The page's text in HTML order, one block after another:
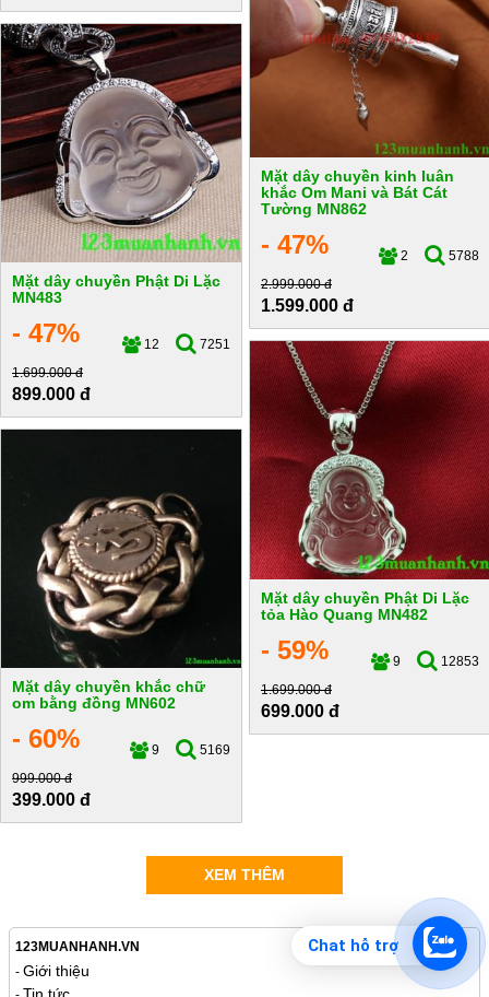
Mặt dây chuyền kinh luân
khắc Om Mani và Bát Cát
Tường MN862
- 47% 2
5788
2.999.000 đ
1.599.000 đ
Mặt dây chuyền Phật Di Lặc
MN483
- 47% 12
7251
1.699.000 đ
899.000 đ
Mặt dây chuyền Phật Di Lặc
tỏa Hào Quang MN482
- 59% 9
12853
1.699.000 đ
699.000 đ
Mặt dây chuyền khắc chữ
om bằng đồng MN602
- 60% 9
5169
999.000 đ
399.000 đ
XEM THÊM
123MUANHANH.VN
- Giới thiệu
Chat hỗ trợ